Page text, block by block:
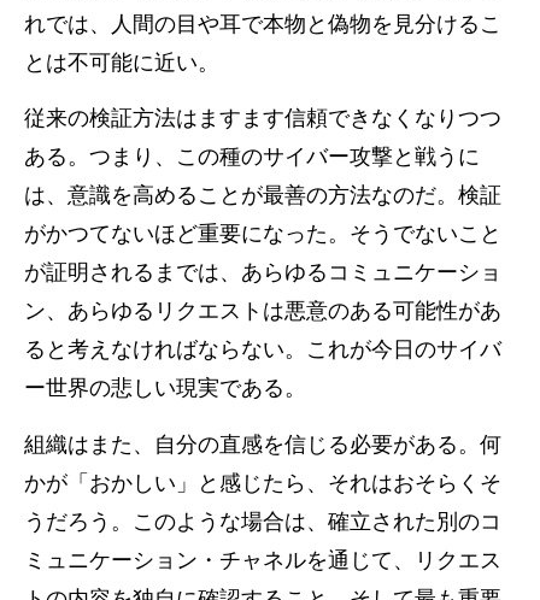
れでは、人間の目や耳で本物と偽物を見分けるこ
とは不可能に近い。
従来の検証方法はますます信頼できなくなりつつ
ある。つまり、この種のサイバー攻撃と戦うに
は、意識を高めることが最善の方法なのだ。検証
がかつてないほど重要になった。そうでないこと
が証明されるまでは、あらゆるコミュニケーショ
ン、あらゆるリクエストは悪意のある可能性があ
ると考えなければならない。これが今日のサイバ
ー世界の悲しい現実である。
組織はまた、自分の直感を信じる必要がある。何
かが「おかしい」と感じたら、それはおそらくそ
うだろう。このような場合は、確立された別のコ
ミュニケーション・チャネルを通じて、リクエス